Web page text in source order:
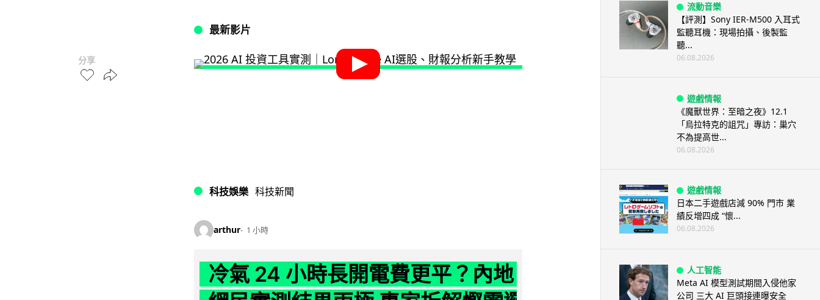
分享
最新影片
科技娛樂 科技新聞
arthur 1 小時
冷氣 24 小時長開電費更平？內地
流動音樂
【評測】Sony IER-M500 入耳式
監聽耳機：現場拍攝、後製監
聽...
06.08.2026
遊戲情報
《魔獸世界：至暗之夜》12.1
「烏拉特克的詛咒」專訪：巢穴
不為提高世...
06.08.2026
遊戲情報
日本二手遊戲店減 90% 門市 業
績反增四成 “懷...
06.08.2026
人工智能
Meta AI 模型測試期間入侵他家
公司 三大 AI 巨頭接連曝安全